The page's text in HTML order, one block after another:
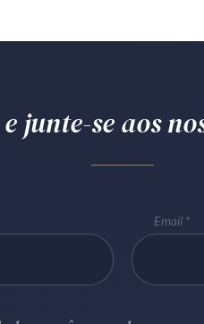
junte-se aos
Email